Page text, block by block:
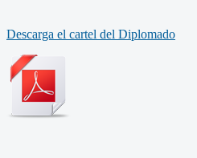
Descarga el cartel del Diplomado